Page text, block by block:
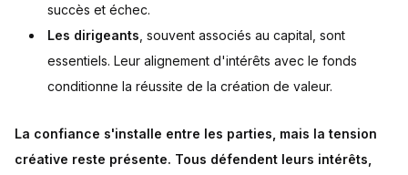
succès et échec.
Les dirigeants , souvent associés au capital, sont
essentiels. Leur alignement d'intérêts avec le fonds
conditionne la réussite de la création de valeur.
La confiance s'installe entre les parties, mais la tension
créative reste présente. Tous défendent leurs intérêts,